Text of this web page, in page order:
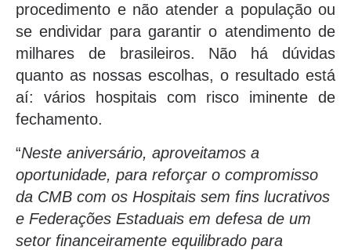
procedimento e não atender a população ou
se endividar para garantir o atendimento de
milhares de brasileiros. Não há dúvidas
quanto as nossas escolhas, o resultado está
aí: vários hospitais com risco iminente de
fechamento.
“Neste aniversário, aproveitamos a
oportunidade, para reforçar o compromisso
da CMB com os Hospitais sem fins lucrativos
e Federações Estaduais em defesa de um
setor financeiramente equilibrado para